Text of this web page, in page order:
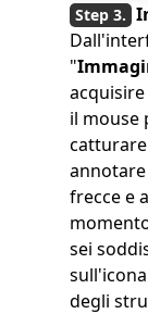
"
il mouse
catturare
frecce e
sei
degli